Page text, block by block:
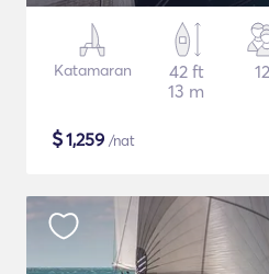
Katamaran
42 ft
13 m
12
$1,259 /nat